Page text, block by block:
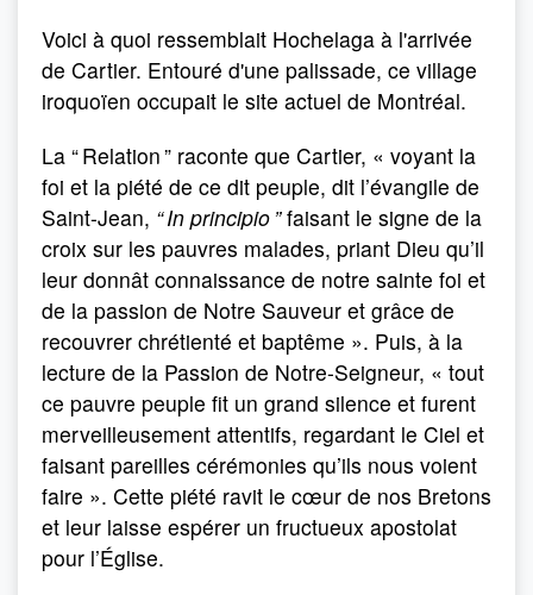
Voici à quoi ressemblait Hochelaga à l'arrivée
de Cartier. Entouré d'une palissade, ce village
iroquoïen occupait le site actuel de Montréal.
La “ Relation ” raconte que Cartier, « voyant la
foi et la piété de ce dit peuple, dit l’évangile de
Saint-Jean, “ In principio ”faisant le signe de la
croix sur les pauvres malades, priant Dieu qu’il
leur donnât connaissance de notre sainte foi et
de la passion de Notre Sauveur et grâce de
recouvrer chrétienté et baptême ». Puis, à la
lecture de la Passion de Notre-Seigneur, « tout
ce pauvre peuple fit un grand silence et furent
merveilleusement attentifs, regardant le Ciel et
faisant pareilles cérémonies qu’ils nous voient
faire ». Cette piété ravit le cœur de nos Bretons
et leur laisse espérer un fructueux apostolat
pour l’Église.